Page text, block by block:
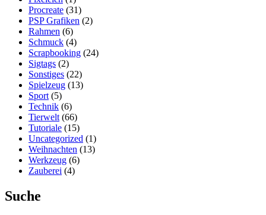
Procreate (31)
PSP Grafiken (2)
Rahmen (6)
Schmuck (4)
Scrapbooking (24)
Sigtags (2)
Sonstiges (22)
Spielzeug (13)
Sport(5)
Technik (6)
Tierwelt(66)
Tutoriale (15)
Uncategorized (1)
Weihnachten (13)
Werkzeug (6)
Zauberei (4)
Suche